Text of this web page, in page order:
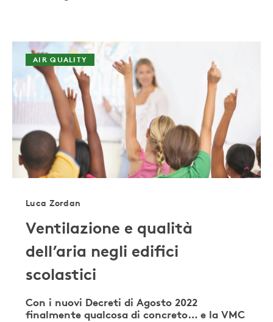
AIR QUALITY
Luca Zordan
Ventilazione e qualità
dell’aria negli edifici
scolastici
Con i nuovi Decreti di Agosto 2022
finalmente qualcosa di concreto… e la VMC